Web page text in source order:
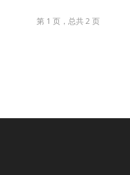
第 1 页，总共 2 页